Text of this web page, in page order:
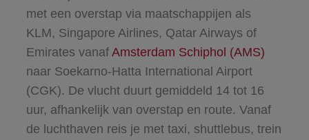
met een overstap via maatschappijen als
KLM, Singapore Airlines, Qatar Airways of
Emirates vanaf Amsterdam Schiphol (AMS)
naar Soekarno-Hatta International Airport
(CGK). De vlucht duurt gemiddeld 14 tot 16
uur, afhankelijk van overstap en route. Vanaf
de luchthaven reis je met taxi, shuttlebus, trein